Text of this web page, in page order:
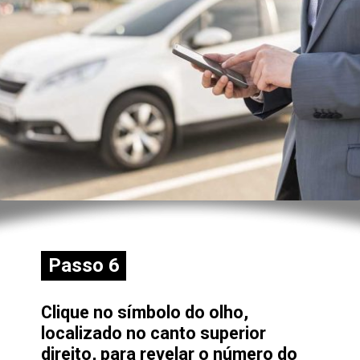
Clique no símbolo do olho,
localizado no canto superior
direito, para revelar o número do
Passo 6
Passo 6